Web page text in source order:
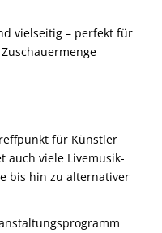
vielseitig – perfekt für
für Künstler
auch viele Livemusik-
bis hin zu alternativer